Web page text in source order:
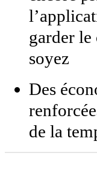
garder
soyez
Des
de la